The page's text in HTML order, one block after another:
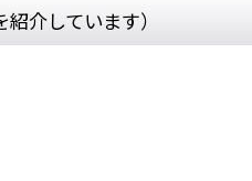
介しています）